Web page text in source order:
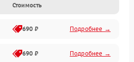
Стоимость
690 ₽ Подробнее →
690 ₽ Подробнее →